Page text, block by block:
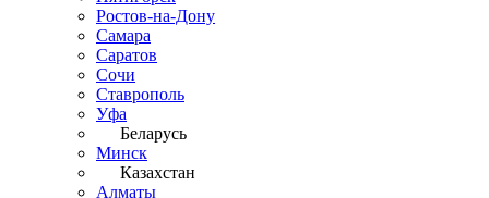
Ростов-на-Дону
Самара
Саратов
Сочи
Ставрополь
Уфа
Беларусь
Минск
Казахстан
Алматы